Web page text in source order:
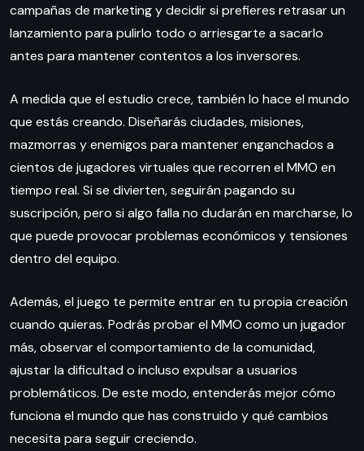
campañas de marketing y decidir si prefieres retrasar un
lanzamiento para pulirlo todo o arriesgarte a sacarlo
antes para mantener contentos a los inversores.
A medida que el estudio crece, también lo hace el mundo
que estás creando. Diseñarás ciudades, misiones,
mazmorras y enemigos para mantener enganchados a
cientos de jugadores virtuales que recorren el MMO en
tiempo real. Si se divierten, seguirán pagando su
suscripción, pero si algo falla no dudarán en marcharse, lo
que puede provocar problemas económicos y tensiones
dentro del equipo.
Además, el juego te permite entrar en tu propia creación
cuando quieras. Podrás probar el MMO como un jugador
más, observar el comportamiento de la comunidad,
ajustar la dificultad o incluso expulsar a usuarios
problemáticos. De este modo, entenderás mejor cómo
funciona el mundo que has construido y qué cambios
necesita para seguir creciendo.